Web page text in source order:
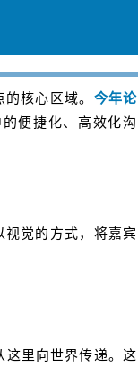
核心区域。 今年论
便捷化、高效化沟
觉的方式，将嘉宾
这里向世界传递。这